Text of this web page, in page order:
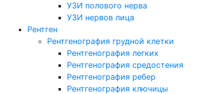
УЗИ полового нерва
УЗИ нервов лица
Рентген
Рентгенография грудной клетки
Рентгенография легких
Рентгенография средостения
Рентгенография ребер
Рентгенография ключицы